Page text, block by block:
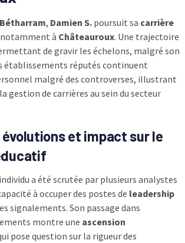
Bétharram, Damien S.poursuit sa carrière
à Châteauroux. Une trajectoire
de gravir les échelons, malgré son
établissements réputés continuent
malgré des controverses, illustrant
gestion de carrières au sein du secteur
évolutions et impact sur le
a été scrutée par plusieurs analystes
à occuper des postes de leadership
signalements. Son passage dans
montre une ascension
pose question sur la rigueur des